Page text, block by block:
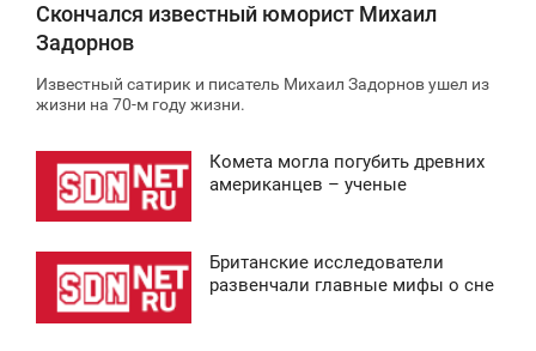
Скончался известный юморист Михаил
Задорнов
Известный сатирик и писатель Михаил Задорнов ушел из
жизни на 70-м году жизни.
Комета могла погубить древних
американцев – ученые
Британские исследователи
развенчали главные мифы о сне